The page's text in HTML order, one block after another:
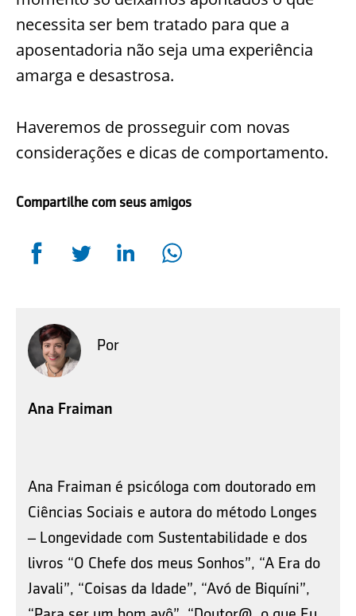
necessita ser bem tratado para que a
aposentadoria não seja uma experiência
amarga e desastrosa.
Haveremos de prosseguir com novas
considerações e dicas de comportamento.
Compartilhe com seus amigos
Por
Ana Fraiman
Ana Fraiman é psicóloga com doutorado em
Ciências Sociais e autora do método Longes
– Longevidade com Sustentabilidade e dos
livros “O Chefe dos meus Sonhos”, “A Era do
Javali”, “Coisas da Idade”, “Avó de Biquíni”,